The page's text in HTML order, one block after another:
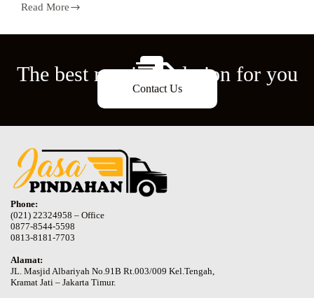
Read More
The best moving solution for you
Contact Us
Phone:
(021) 22324958 – Office
0877-8544-5598
0813-8181-7703
Alamat:
JL. Masjid Albariyah No.91B Rt.003/009 Kel.Tengah,
Kramat Jati – Jakarta Timur.